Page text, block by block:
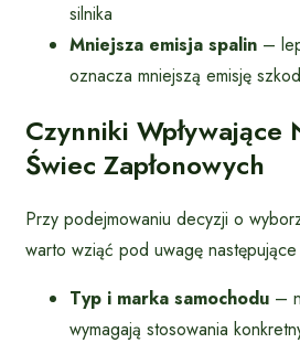
silnika
Mniejsza emisja spalin –
oznacza mniejszą emisję
Czynniki Wpływające
Świec Zapłonowych
Przy podejmowaniu decyzji o
warto wziąć pod uwagę następujące
Typ i marka samochodu –
wymagają stosowania